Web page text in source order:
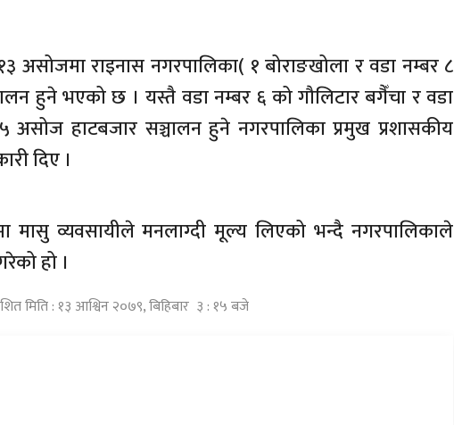
असोजमा राइनास नगरपालिका( १ बोराङखोला र वडा नम्बर ८
हुने भएको छ । यस्तै वडा नम्बर ६ को गौलिटार बगैँचा र वडा
हाटबजार सञ्चालन हुने नगरपालिका प्रमुख प्रशासकीय
दिए ।
मासु व्यवसायीले मनलाग्दी मूल्य लिएको भन्दै नगरपालिकाले
हो ।
मिति : १३ आश्विन २०७९, बिहिबार ३ : १५ बजे